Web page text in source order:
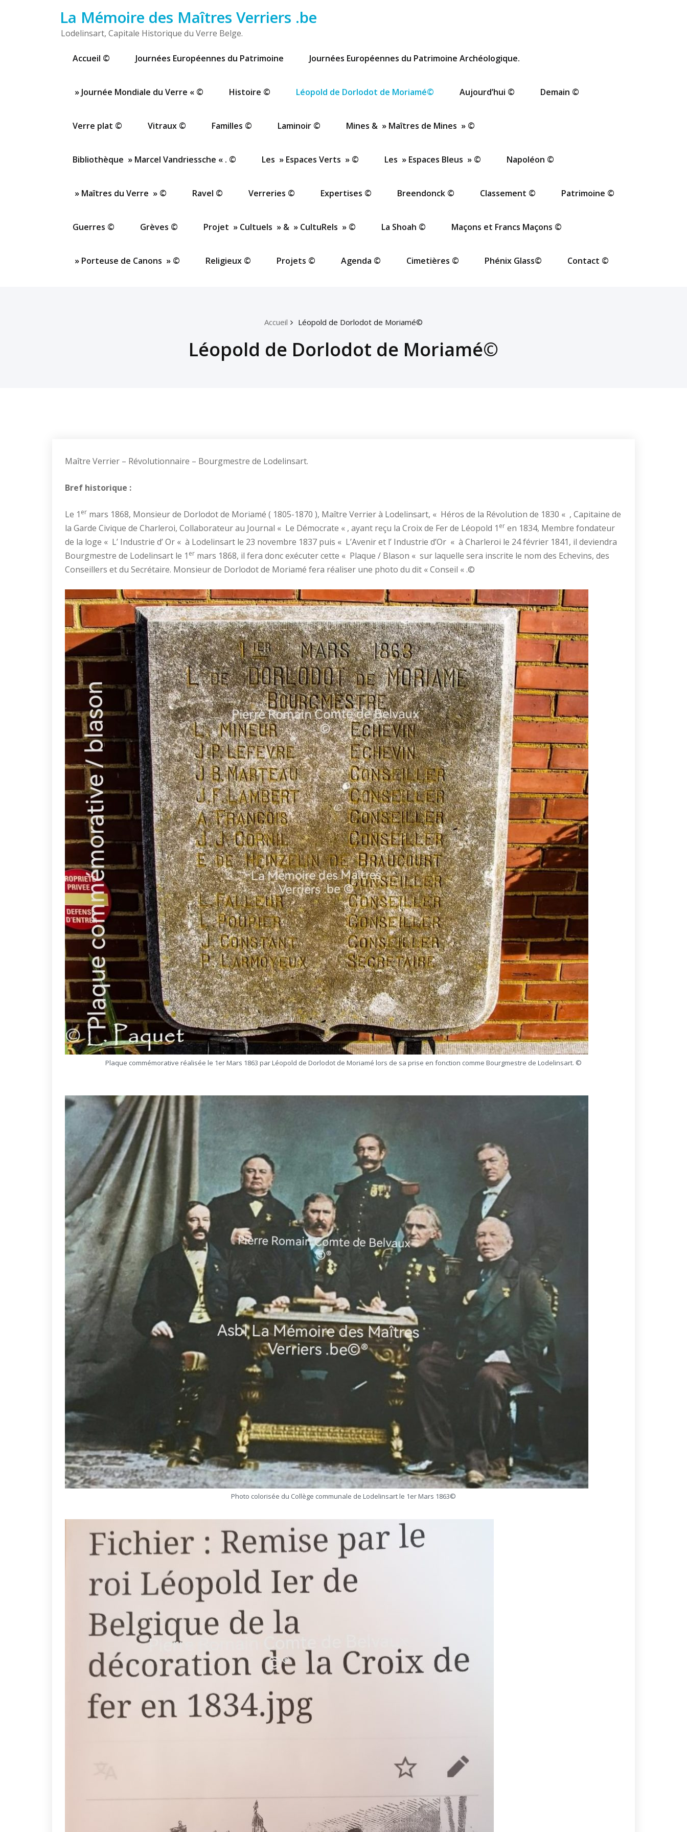
La Mémoire des Maîtres Verriers .be
Lodelinsart, Capitale Historique du Verre Belge.
Accueil © Journées Européennes du Patrimoine Journées Européennes du Patrimoine Archéologique.
» Journée Mondiale du Verre « © Histoire © Léopold de Dorlodot de Moriamé© Aujourd’hui © Demain ©
Verre plat © Vitraux © Familles © Laminoir © Mines & » Maîtres de Mines » ©
Bibliothèque » Marcel Vandriessche « . © Les » Espaces Verts » © Les » Espaces Bleus » © Napoléon ©
» Maîtres du Verre » © Ravel © Verreries © Expertises © Breendonck © Classement © Patrimoine ©
Guerres © Grèves © Projet » Cultuels » & » CultuRels » © La Shoah © Maçons et Francs Maçons ©
» Porteuse de Canons » © Religieux © Projets © Agenda © Cimetières © Phénix Glass© Contact ©
Accueil Léopold de Dorlodot de Moriamé©
Léopold de Dorlodot de Moriamé©
Maître Verrier – Révolutionnaire – Bourgmestre de Lodelinsart.
Bref historique :
Le 1 er mars 1868, Monsieur de Dorlodot de Moriamé ( 1805-1870 ), Maître Verrier à Lodelinsart, « Héros de la Révolution de 1830 « , Capitaine de
la Garde Civique de Charleroi, Collaborateur au Journal « Le Démocrate « , ayant reçu la Croix de Fer de Léopold 1 er en 1834, Membre fondateur
de la loge « L’ Industrie d’ Or « à Lodelinsart le 23 novembre 1837 puis « L’Avenir et l’ Industrie d’Or « à Charleroi le 24 février 1841, il deviendra
Bourgmestre de Lodelinsart le 1 er mars 1868, il fera donc exécuter cette « Plaque / Blason « sur laquelle sera inscrite le nom des Echevins, des
Conseillers et du Secrétaire. Monsieur de Dorlodot de Moriamé fera réaliser une photo du dit « Conseil « .©
Plaque commémorative réalisée le 1er Mars 1863 par Léopold de Dorlodot de Moriamé lors de sa prise en fonction comme Bourgmestre de Lodelinsart. ©
Photo colorisée du Collège communale de Lodelinsart le 1er Mars 1863©